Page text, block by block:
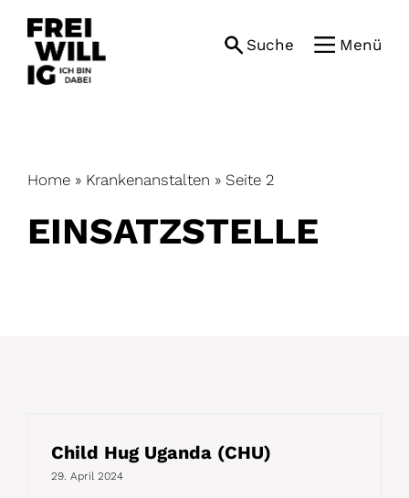
content
Suche Menü
Home » Krankenanstalten » Seite 2
EINSATZ­STELLE
Child Hug Uganda (CHU)
29. April 2024